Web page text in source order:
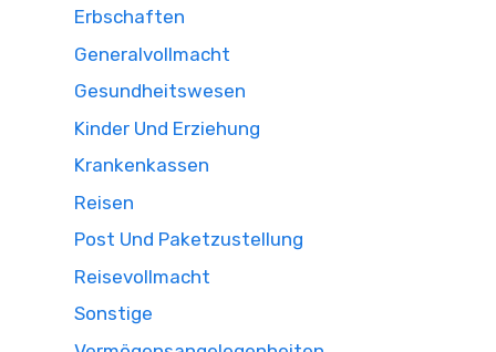
Erbschaften
Generalvollmacht
Gesundheitswesen
Kinder Und Erziehung
Krankenkassen
Reisen
Post Und Paketzustellung
Reisevollmacht
Sonstige